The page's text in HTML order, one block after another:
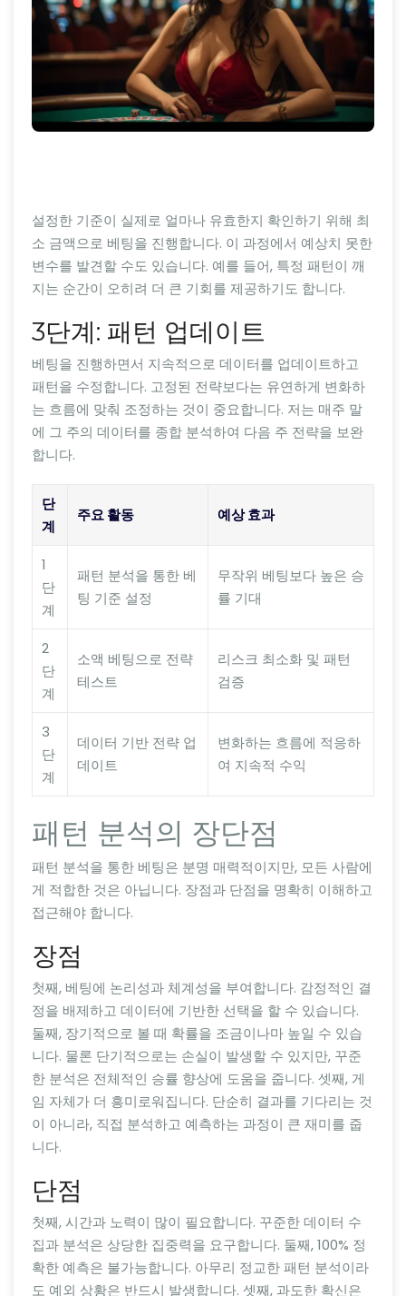
설정한 기준이 실제로 얼마나 유효한지 확인하기 위해 최
소 금액으로 베팅을 진행합니다. 이 과정에서 예상치 못한
변수를 발견할 수도 있습니다. 예를 들어, 특정 패턴이 깨
지는 순간이 오히려 더 큰 기회를 제공하기도 합니다.
3단계: 패턴 업데이트
베팅을 진행하면서 지속적으로 데이터를 업데이트하고
패턴을 수정합니다. 고정된 전략보다는 유연하게 변화하
는 흐름에 맞춰 조정하는 것이 중요합니다. 저는 매주 말
에 그 주의 데이터를 종합 분석하여 다음 주 전략을 보완
합니다.
단
계
주요 활동 예상 효과
1
단
계
패턴 분석을 통한 베
팅 기준 설정
무작위 베팅보다 높은 승
률 기대
2
단
계
소액 베팅으로 전략
테스트
리스크 최소화 및 패턴
검증
3
단
계
데이터 기반 전략 업
데이트
변화하는 흐름에 적응하
여 지속적 수익
패턴 분석의 장단점
패턴 분석을 통한 베팅은 분명 매력적이지만, 모든 사람에
게 적합한 것은 아닙니다. 장점과 단점을 명확히 이해하고
접근해야 합니다.
장점
첫째, 베팅에 논리성과 체계성을 부여합니다. 감정적인 결
정을 배제하고 데이터에 기반한 선택을 할 수 있습니다.
둘째, 장기적으로 볼 때 확률을 조금이나마 높일 수 있습
니다. 물론 단기적으로는 손실이 발생할 수 있지만, 꾸준
한 분석은 전체적인 승률 향상에 도움을 줍니다. 셋째, 게
임 자체가 더 흥미로워집니다. 단순히 결과를 기다리는 것
이 아니라, 직접 분석하고 예측하는 과정이 큰 재미를 줍
니다.
단점
첫째, 시간과 노력이 많이 필요합니다. 꾸준한 데이터 수
집과 분석은 상당한 집중력을 요구합니다. 둘째, 100% 정
확한 예측은 불가능합니다. 아무리 정교한 패턴 분석이라
도 예외 상황은 반드시 발생합니다. 셋째, 과도한 확신은